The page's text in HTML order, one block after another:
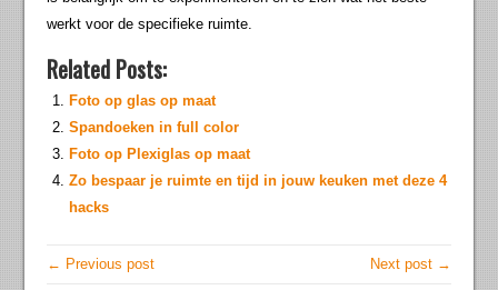
werkt voor de specifieke ruimte.
Related Posts:
Foto op glas op maat
Spandoeken in full color
Foto op Plexiglas op maat
Zo bespaar je ruimte en tijd in jouw keuken met deze 4
hacks
← Previous post Next post →